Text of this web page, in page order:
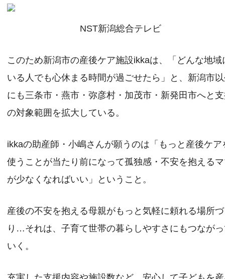
NST新潟総合テレビ
このため新潟市の産後ケア施設ikkaは、「どんな地域
いる人でも心休まる時間が過ごせたら」と、新潟市
にも三条市・燕市・弥彦村・加茂市・新発田市へと
の対象範囲を拡大している。
ikkaの助産師・小嶋さんが願うのは「もっと産後ケア
使うことが当たり前になって孤独感・不安を抱える
が少なくなればいい」ということ。
産後の不安を抱える母親がもっと気軽に頼れる場所
り…それは、子育て世帯の暮らしやすさにもつなが
いく。